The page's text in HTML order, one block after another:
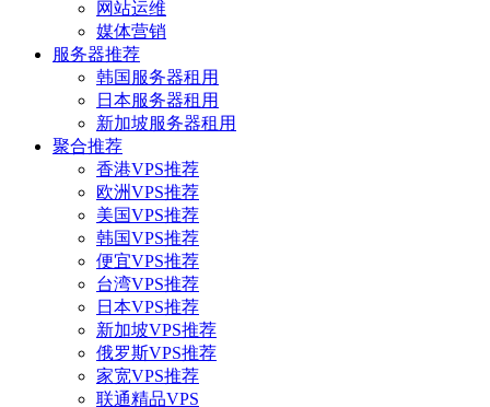
网站运维
媒体营销
服务器推荐
韩国服务器租用
日本服务器租用
新加坡服务器租用
聚合推荐
香港VPS推荐
欧洲VPS推荐
美国VPS推荐
韩国VPS推荐
便宜VPS推荐
台湾VPS推荐
日本VPS推荐
新加坡VPS推荐
俄罗斯VPS推荐
家宽VPS推荐
联通精品VPS